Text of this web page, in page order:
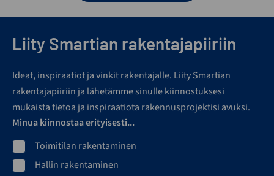
Liity Smartian rakentajapiiriin
Ideat, inspiraatiot ja vinkit rakentajalle. Liity Smartian
rakentajapiiriin ja lähetämme sinulle kiinnostuksesi
mukaista tietoa ja inspiraatiota rakennusprojektisi avuksi.
Minua kiinnostaa erityisesti...
Toimitilan rakentaminen
Hallin rakentaminen